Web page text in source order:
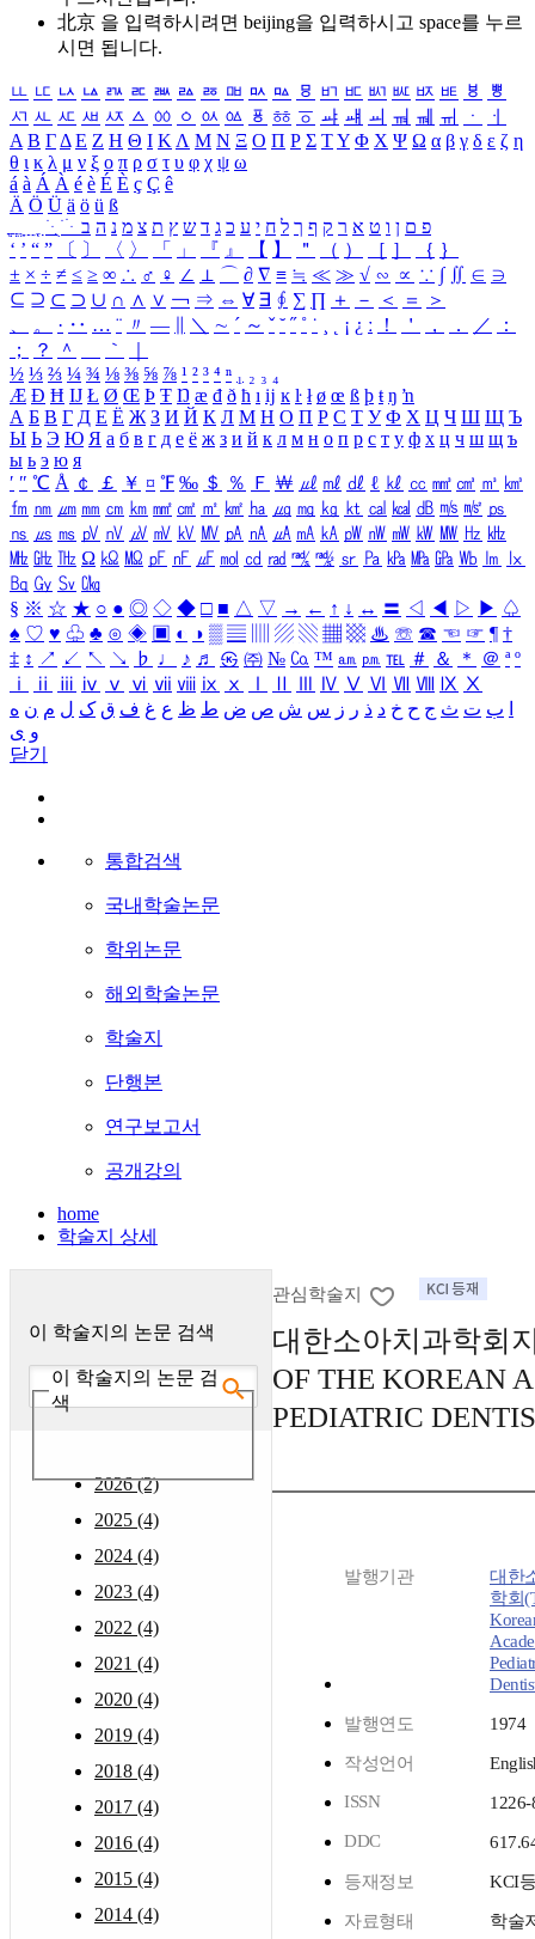
北京 을 입력하시려면 beijing을 입력하시고 space를 누르
시면 됩니다.
ㅥ ㅦ ㅧ ㅨ ㅩ ㅪ ㅫ ㅬ ㅭ ㅮ ㅯ ㅰ ㅱ ㅲ ㅳ ㅴ ㅵ ㅶ ㅷ ㅸ
ㅹ
ㅺ ㅻ ㅼ ㅽ ㅾ ㅿ ㆀ ㆁ ㆂ ㆃ ㆄ ㆅ ㆆ ㆇ ㆈ ㆉ ㆊ ㆋ ㆌ ㆍ
ㆎ
Α Β ΓΔ Ε Ζ Η Θ Ι ΚΛ Μ Ν Ξ Ο Π Ρ Σ ΤΥ Φ Χ Ψ Ω α β γ δ ε ζ η
θ ι κ λ μ ν ξ ο π ρ σ τ υ φ χ ψ ω
á à Á À é è É È ç Ç ê
Ä Ö Ü ä ö ü ß
ִֶֹ ֻּ ׁׂ פ ם ן ו ט א ר ק ף ך ל ח י ע כ ג ד ש ץ ת צ מ נ ה ב
‘ ’ “ ” 〔 〕 〈 〉 「 」 『 』 【 】 ＂ （ ） ［ ］ ｛ ｝
± × ÷ ≠ ≤ ≥ ∞ ∴ ♂ ♀ ∠ ⊥ ⌒ ∂ ∇ ≡ ≒ ≪ ≫ √ ∽ ∝ ∵ ∫ ∬ ∈ ∋
⊆ ⊇ ⊂ ⊃ ∪ ∩ ∧ ∨ ￢ ⇒ ⇔ ∀ ∃ ∮ ∑ ∏ ＋ － ＜ ＝
＞
、
。 · ‥ … ¨ 〃 ― ＼ ∼ ´ ～ ˇ ˘ ˝ ˚ ˙ ¸ ¡ ¿ ː ！ ＇ ， ． ／
：
；
？ ＾ ｀
½ ⅓ ⅔ ¼ ¾ ⅛ ⅜ ⅝ ⅞ ¹ ² ³ ⁴ ⁿ ₁ ₂ ₃ ₄
Æ Ð Ħ Ĳ Ł Ø Œ Þ Ŧ Ŋ æ đ ð ħ ı ĳ ĸ ŀ ł ø œ ß þ ŧ ŋ ŉ
А Б В Г Д Е Ё Ж З И Й К Л М Н О П Р С Т У Ф Х Ц Ч Ш Щ Ъ
Ы Ь Э Ю Я а б в г д е ё ж з и й к л м н о п р с т у ф х ц ч ш щ ъ
ы ь э ю я
′ ″ ℃ Å ￠ ￡ ￥ ¤ ℉ ‰ ＄ ％ Ｆ ￦ ㎕ ㎖ ㎗ ℓ ㎘ ㏄ ㎣ ㎤ ㎥ ㎦
㎙ ㎚ ㎛ ㎜ ㎝ ㎞ ㎟ ㎠ ㎡ ㎢ ㏊ ㎍ ㎎ ㎏ ㏏ ㎈ ㎉ ㏈ ㎧ ㎨ ㎰
㎱ ㎲ ㎳ ㎴ ㎵ ㎶ ㎷ ㎸ ㎹ ㎀ ㎁ ㎂ ㎃ ㎄ ㎺ ㎻ ㎽ ㎾ ㎿ ㎐ ㎑
㎒ ㎓ ㎔ Ω ㏀ ㏁ ㎊ ㎋ ㎌ ㏖ ㏅ ㎭ ㎮ ㎯ ㏛ ㎩ ㎪ ㎫ ㎬ ㏝ ㏐
㏓
㏃ ㏉ ㏜ ㏆
§ ※ ☆ ★ ○ ● ◎ ◇ ◆ □ ■ △ ▽ → ← ↑ ↓ ↔ 〓 ◁ ◀ ▷ ▶ ♤
♠ ♡ ♥ ♧ ♣ ⊙ ◈ ▣ ◐ ◑ ▒ ▤ ▨ ▧ ▦ ▩ ♨ ☏ ☎ ☜ ☞ ¶ †
‡ ↕ ↗ ↙ ↖ ↘ ♭ ♩ ♪ ♬ ㉿ ㈜ № ㏇ ™ ㏂ ㏘ ℡ ＃ ＆ ＊ ＠ ª º
ⅰ
ⅱ ⅲ ⅳ ⅴ ⅵ ⅶ ⅷ ⅸ ⅹ Ⅳ Ⅴ Ⅵ Ⅶ Ⅷ Ⅸ Ⅹ
ب ت ث ج ح خ د ذ ر ز س ش ص ض ط ظ ع غ ف ق ک ل م ن ه
و ی
닫기
통합검색
국내학술논문
학위논문
해외학술논문
학술지
단행본
연구보고서
공개강의
home
학술지 상세
이 학술지의 논문 검색
이 학술지의 논문 검
색
2026 (2)
2025 (4)
2024 (4)
2023 (4)
2022 (4)
2021 (4)
2020 (4)
2019 (4)
2018 (4)
2017 (4)
2016 (4)
2015 (4)
2014 (4)
관심학술지
대한소아치과학회
OF THE KOREAN
PEDIATRIC
발행기관
대한
학회
발행연도 1974
작성언어
ISSN
1226-
DDC
등재정보 KCI
자료형태 학술